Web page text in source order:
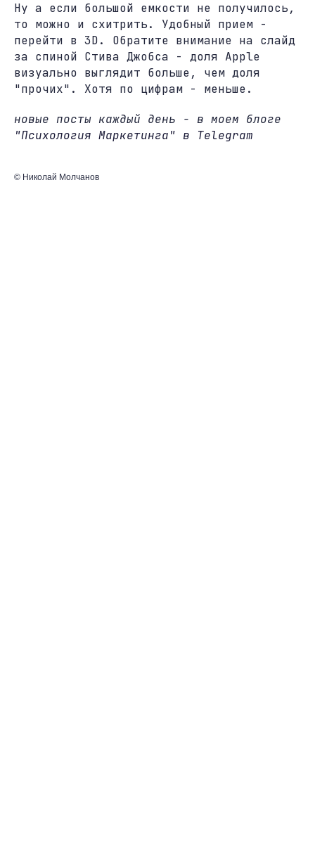
Ну а если большой емкости не получилось,
то можно и схитрить. Удобный прием -
перейти в 3D. Обратите внимание на слайд
за спиной Стива Джобса - доля Apple
визуально выглядит больше, чем доля
"прочих". Хотя по цифрам - меньше.
новые посты каждый день - в моем блоге
"Психология Маркетинга" в Telegram
© Николай Молчанов